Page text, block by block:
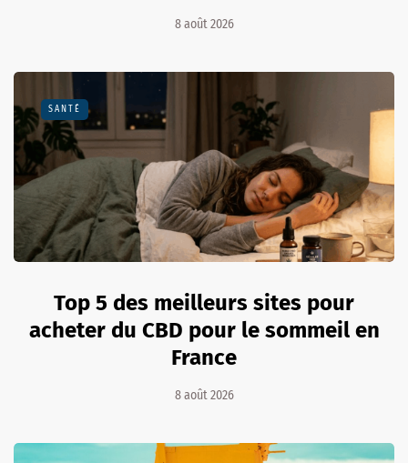
8 août 2026
SANTÉ
Top 5 des meilleurs sites pour
acheter du CBD pour le sommeil en
France
8 août 2026